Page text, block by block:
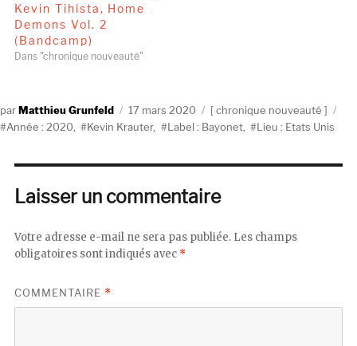
Kevin Tihista, Home
Demons Vol. 2
(Bandcamp)
Dans "chronique nouveauté"
AuteurMatthieu Grunfeld
Publié
le
17 mars 2020 Catégories
chronique nouveauté
Année : 2020, Kevin Krauter, Label : Bayonet, Lieu : Etats Unis
Laisser un commentaire
Votre adresse e-mail ne sera pas publiée. Les champs
obligatoires sont indiqués avec *
COMMENTAIRE *